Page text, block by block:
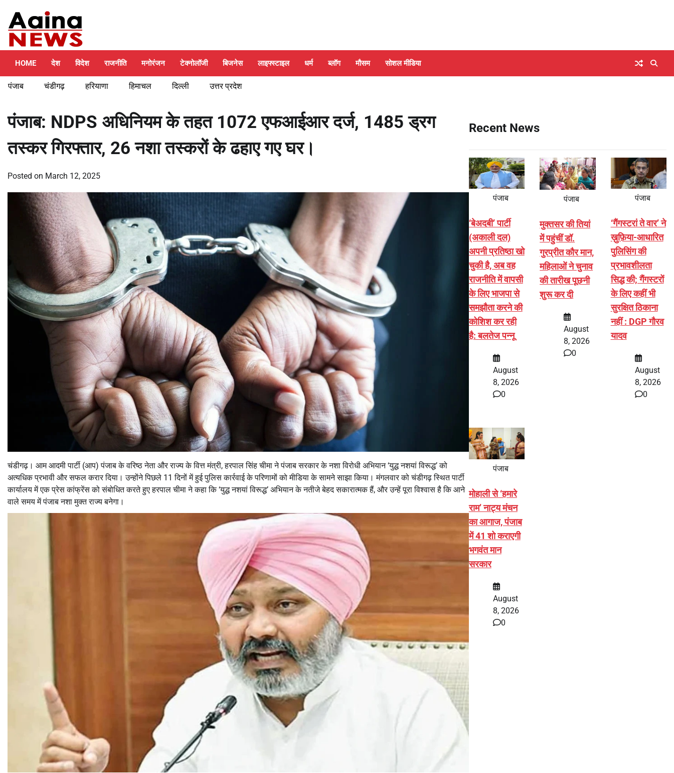
content
HOME देश विदेश राजनीति मनोरंजन टेक्नोलॉजी बिजनेस लाइफ्स्टाइल धर्म ब्लॉग मौसम सोशल मीडिया
पंजाब चंडीगढ़ हरियाणा हिमाचल दिल्ली उत्तर प्रदेश
पंजाब: NDPS अधिनियम के तहत 1072 एफआईआर दर्ज, 1485 ड्रग
तस्कर गिरफ्तार, 26 नशा तस्करों के ढहाए गए घर।
Posted on March 12, 2025
चंडीगढ़। आम आदमी पार्टी (आप) पंजाब के वरिष्ठ नेता और राज्य के वित्त मंत्री, हरपाल सिंह चीमा ने पंजाब सरकार के नशा विरोधी अभियान ‘युद्ध नशयां विरूद्ध’ को
अत्यधिक प्रभावी और सफल करार दिया। उन्होंने पिछले 11 दिनों में हुई पुलिस कार्रवाई के परिणामों को मीडिया के सामने साझा किया। मंगलवार को चंडीगढ़ स्थित पार्टी
कार्यालय में एक प्रेस कांफ्रेंस को संबोधित करते हुए हरपाल चीमा ने कहा कि ‘युद्ध नशयां विरूद्ध’ अभियान के नतीजे बेहद सकारात्मक हैं, और उन्हें पूरा विश्वास है कि आने
वाले समय में पंजाब नशा मुक्त राज्य बनेगा।
Recent News
पंजाब
‘बेअदबी’ पार्टी
(अकाली दल)
अपनी प्रतिष्ठा खो
चुकी है, अब वह
राजनीति में वापसी
के लिए भाजपा से
समझौता करने की
कोशिश कर रही
है: बलतेज पन्नू
August
8, 2026
0
पंजाब
मुक्तसर की तियां
में पहुंचीं डॉ.
गुरप्रीत कौर मान,
महिलाओं ने चुनाव
की तारीख पूछनी
शुरू कर दी
August
8, 2026
0
पंजाब
‘गैंगस्टरां ते वार’ ने
ख़ुफ़िया-आधारित
पुलिसिंग की
प्रभावशीलता
सिद्ध की; गैंगस्टरों
के लिए कहीं भी
सुरक्षित ठिकाना
नहीं : DGP गौरव
यादव
August
8, 2026
0
पंजाब
मोहाली से ‘हमारे
राम’ नाट्य मंचन
का आगाज, पंजाब
में 41 शो कराएगी
भगवंत मान
सरकार
August
8, 2026
0